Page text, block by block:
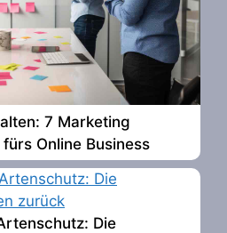
7 Marketing
Online Business
Die